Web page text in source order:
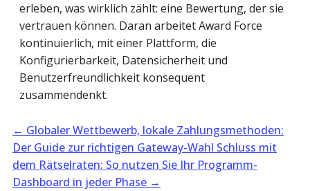
erleben, was wirklich zählt: eine Bewertung, der sie
vertrauen können. Daran arbeitet Award Force
kontinuierlich, mit einer Plattform, die
Konfigurierbarkeit, Datensicherheit und
Benutzerfreundlichkeit konsequent
zusammendenkt.
← Globaler Wettbewerb, lokale Zahlungsmethoden:
Der Guide zur richtigen Gateway-Wahl Schluss mit
dem Rätselraten: So nutzen Sie Ihr Programm-
Dashboard in jeder Phase →